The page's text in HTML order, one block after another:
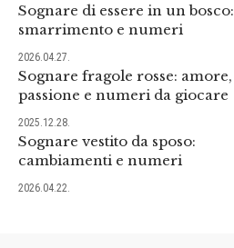
Sognare di essere in un bosco:
smarrimento e numeri
2026.04.27.
Sognare fragole rosse: amore,
passione e numeri da giocare
2025.12.28.
Sognare vestito da sposo:
cambiamenti e numeri
2026.04.22.